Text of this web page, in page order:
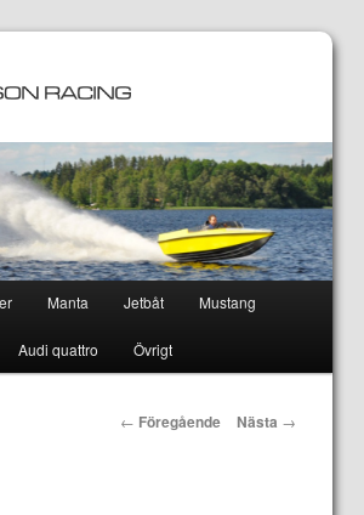
Manta Jetbåt Mustang
Audi quattro Övrigt
Inläggsnavigering
← Föregående Nästa →